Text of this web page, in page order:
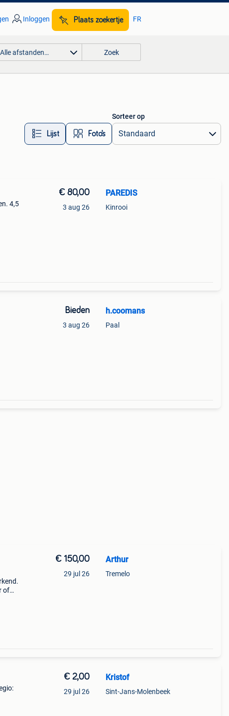
Inloggen Plaats zoekertje FR
Alle afstanden… Zoek
Lijst Foto’s
Sorteer op
4,5
€ 80,00
3 aug 26
PAREDIS
Kinrooi
Bieden
3 aug 26
h.coomans
Paal
of
€ 150,00
29 jul 26
Arthur
Tremelo
€ 2,00
29 jul 26
Kristof
Sint-Jans-Molenbeek